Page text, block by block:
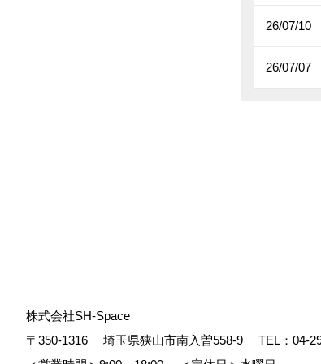
26/07/10
26/07/07
株式会社SH-Space
〒350-1316
埼玉県狭山市南入曽558-9 TEL： 04-